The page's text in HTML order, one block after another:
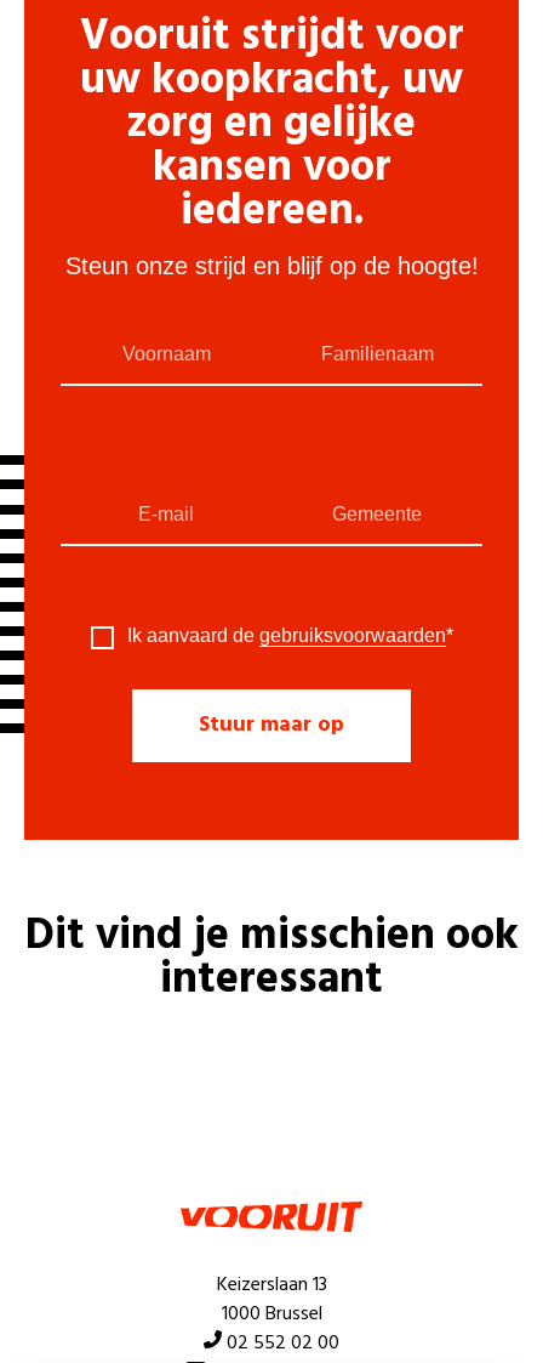
Vooruit strijdt voor
uw koopkracht, uw
zorg en gelijke
kansen voor
iedereen.
Steun onze strijd en blijf op de hoogte!
Ik aanvaard de gebruiksvoorwaarden*
Dit vind je misschien ook
interessant
Keizerslaan 13
1000 Brussel
02 552 02 00